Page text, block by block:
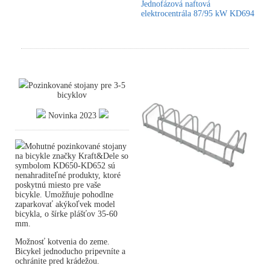
Jednofázová naftová
elektrocentrála 87/95 kW KD694
Pozinkované stojany pre 3-5
bicyklov
Novinka 2023
Mohutné pozinkované stojany
na bicykle značky Kraft&Dele so
symbolom KD650-KD652 sú
nenahraditeľné produkty, ktoré
poskytnú miesto pre vaše
bicykle. Umožňuje pohodlne
zaparkovať akýkoľvek model
bicykla, o šírke plášťov 35-60
mm.
Možnosť kotvenia do zeme.
Bicykel jednoducho pripevníte a
ochránite pred krádežou.